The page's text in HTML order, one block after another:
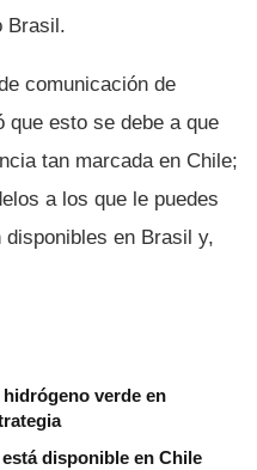
Brasil.
comunicación de
que esto se debe a que
tan marcada en Chile;
a los que le puedes
en Brasil y,
verde en
disponible en Chile